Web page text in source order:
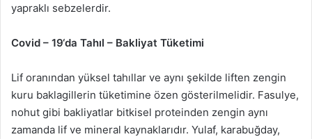
yapraklı sebzelerdir.
Covid – 19‘da Tahıl – Bakliyat Tüketimi
Lif oranından yüksel tahıllar ve aynı şekilde liften zengin
kuru baklagillerin tüketimine özen gösterilmelidir. Fasulye,
nohut gibi bakliyatlar bitkisel proteinden zengin aynı
zamanda lif ve mineral kaynaklarıdır. Yulaf, karabuğday,